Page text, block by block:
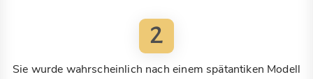
2
Sie wurde wahrscheinlich nach einem spätantiken Modell